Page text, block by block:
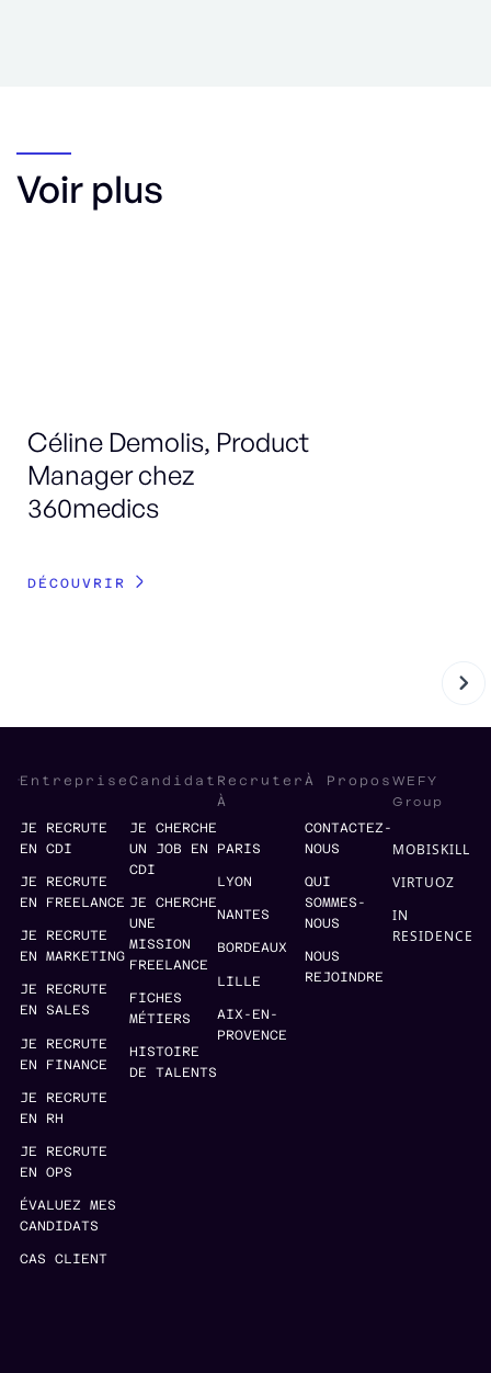
Voir plus
Céline Demolis, Product
Manager chez
360medics
DÉCOUVRIR
Entreprise
JE RECRUTE
EN CDI
JE RECRUTE
EN FREELANCE
JE RECRUTE
EN MARKETING
JE RECRUTE
EN SALES
JE RECRUTE
EN FINANCE
JE RECRUTE
EN RH
JE RECRUTE
EN OPS
ÉVALUEZ MES
CANDIDATS
CAS CLIENT
Candidat
JE CHERCHE
UN JOB EN
CDI
JE CHERCHE
UNE
MISSION
FREELANCE
FICHES
MÉTIERS
HISTOIRE
DE TALENTS
Recruter
À
PARIS
LYON
NANTES
BORDEAUX
LILLE
AIX-EN-
PROVENCE
À Propos
CONTACTEZ-
NOUS
QUI
SOMMES-
NOUS
NOUS
REJOINDRE
WEFY
Group
MOBISKILL
VIRTUOZ
IN
RESIDENCE